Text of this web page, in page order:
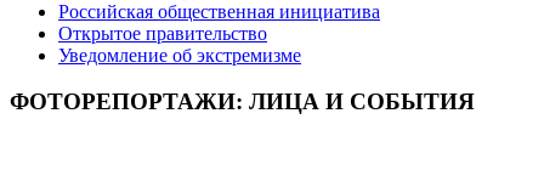
Российская общественная инициатива
Открытое правительство
Уведомление об экстремизме
ФОТОРЕПОРТАЖИ: ЛИЦА И СОБЫТИЯ